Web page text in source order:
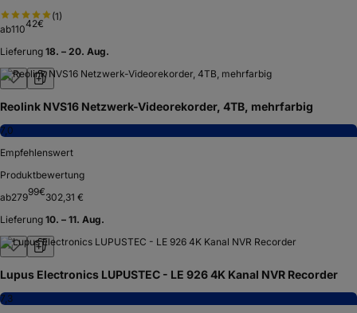
(1)
ab11042€
Lieferung 18. – 20. Aug.
Reolink NVS16 Netzwerk-Videorekorder, 4TB, mehrfarbig
7,0
Empfehlenswert
Produktbewertung
ab27999€302,31 €
Lieferung 10. – 11. Aug.
Lupus Electronics LUPUSTEC - LE 926 4K Kanal NVR Recorder
7,3